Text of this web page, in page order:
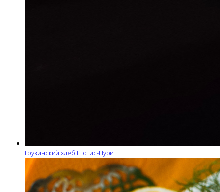
Грузинский хлеб Шотис-Пури